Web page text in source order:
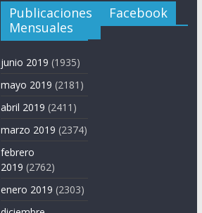
Publicaciones
Mensuales
junio 2019 (1935)
mayo 2019 (2181)
abril 2019 (2411)
marzo 2019 (2374)
febrero
2019 (2762)
enero 2019 (2303)
Facebook